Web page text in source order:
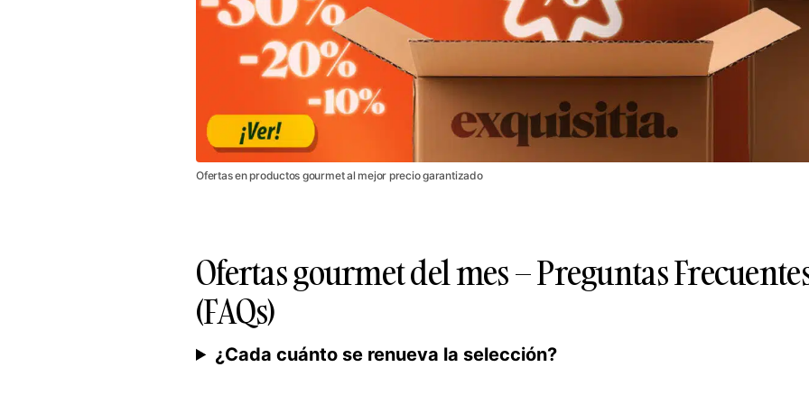
Ofertas en productos gourmet al mejor precio garantizado
Ofertas gourmet del mes – Preguntas
(FAQs)
¿Cada cuánto se renueva la selección?